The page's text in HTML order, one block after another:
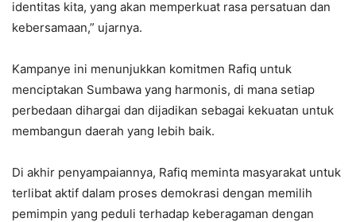
identitas kita, yang akan memperkuat rasa persatuan dan
kebersamaan,” ujarnya.
Kampanye ini menunjukkan komitmen Rafiq untuk
menciptakan Sumbawa yang harmonis, di mana setiap
perbedaan dihargai dan dijadikan sebagai kekuatan untuk
membangun daerah yang lebih baik.
Di akhir penyampaiannya, Rafiq meminta masyarakat untuk
terlibat aktif dalam proses demokrasi dengan memilih
pemimpin yang peduli terhadap keberagaman dengan